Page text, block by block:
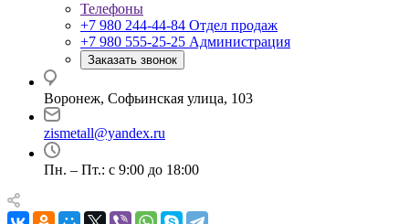
Телефоны
+7 980 244-44-84 Отдел продаж
+7 980 555-25-25 Администрация
Заказать звонок
Воронеж, Софьинская улица, 103
zismetall@yandex.ru
Пн. – Пт.: с 9:00 до 18:00